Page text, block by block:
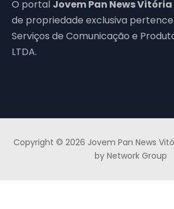
O portal Jovem Pan News Vitória
de propriedade exclusiva
Serviços de Comunicação e
LTDA.
Copyright © 2026 Jovem Pan News
by Network Group